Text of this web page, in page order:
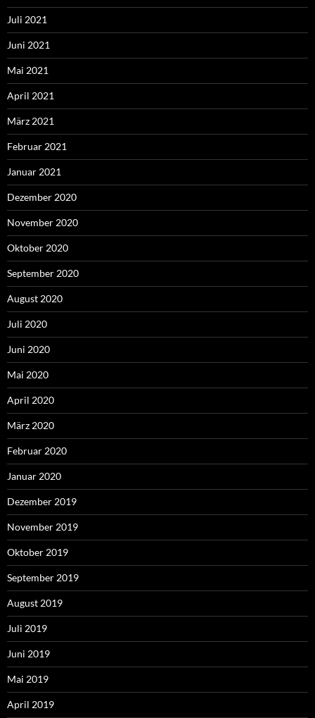
Juli 2021
Juni 2021
Mai 2021
April 2021
März 2021
Februar 2021
Januar 2021
Dezember 2020
November 2020
Oktober 2020
September 2020
August 2020
Juli 2020
Juni 2020
Mai 2020
April 2020
März 2020
Februar 2020
Januar 2020
Dezember 2019
November 2019
Oktober 2019
September 2019
August 2019
Juli 2019
Juni 2019
Mai 2019
April 2019